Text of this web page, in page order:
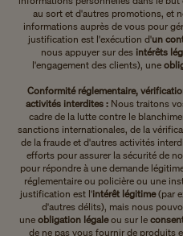
au sort et d'autres promotions, et
informations auprès de vous pour
justification est l'exécution d'un
nous appuyer sur des intérêts
l'engagement des clients), une
Conformité réglementaire,
activités interdites : Nous traitons
cadre de la lutte contre le
sanctions internationales, de la
de la fraude et d'autres activités
efforts pour assurer la sécurité de
pour répondre à une demande
réglementaire ou policière ou une
justification est l'intérêt légitime(par
d'autres délits), mais nous
uneobligation légaleou sur le
de ne pas vous fournir de produits